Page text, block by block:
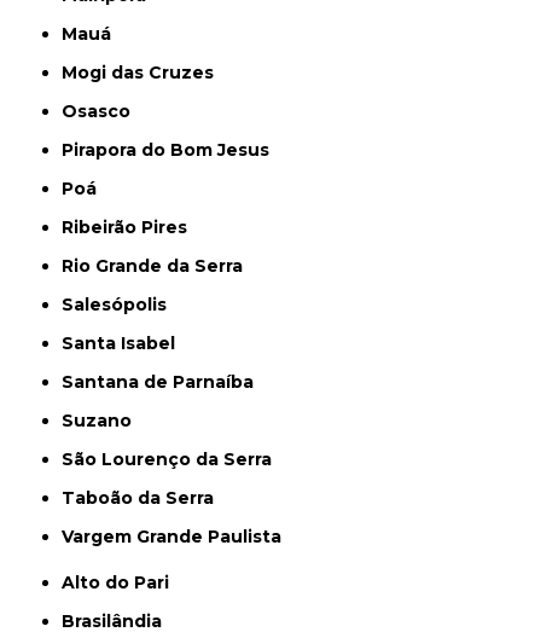
Mauá
Mogi das Cruzes
Osasco
Pirapora do Bom Jesus
Poá
Ribeirão Pires
Rio Grande da Serra
Salesópolis
Santa Isabel
Santana de Parnaíba
Suzano
São Lourenço da Serra
Taboão da Serra
Vargem Grande Paulista
Alto do Pari
Brasilândia